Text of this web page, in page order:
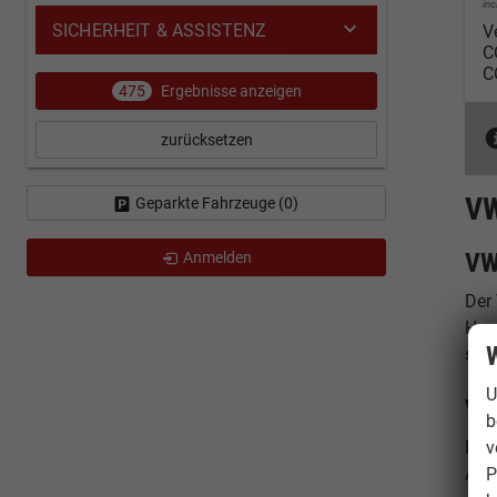
SICHERHEIT & ASSISTENZ
475 Ergebnisse anzeigen
zurücksetzen
Geparkte Fahrzeuge (0)
Anmelden